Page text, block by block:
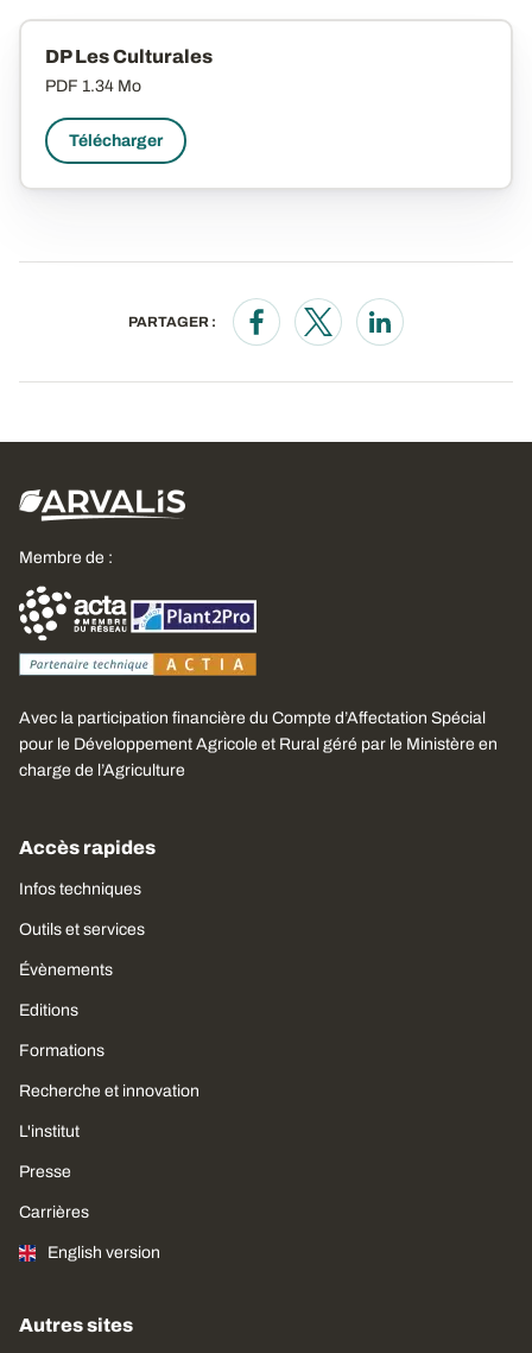
DP Les Culturales
PDF 1.34 Mo
Télécharger
PARTAGER :
Opens in a new window
Opens in a new window
Opens in a new
Membre de :
Avec la participation financière du Compte d’Affectation Spécial
pour le Développement Agricole et Rural géré par le Ministère en
charge de l’Agriculture
Accès rapides
Infos techniques
Outils et services
Évènements
Editions
Formations
Recherche et innovation
L'institut
Presse
Carrières
English version
Autres sites